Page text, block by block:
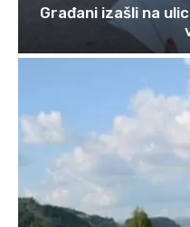
Građani izašli na